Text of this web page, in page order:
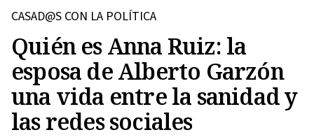
CASAD@S CON LA POLÍTICA
Quién es Anna Ruiz: la
esposa de Alberto Garzón
una vida entre la sanidad y
las redes sociales